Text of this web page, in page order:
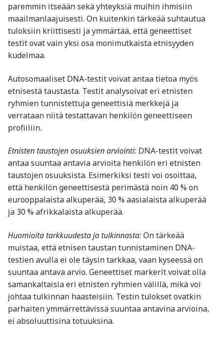
paremmin itseään sekä yhteyksiä muihin ihmisiin
maailmanlaajuisesti. On kuitenkin tärkeää suhtautua
tuloksiin kriittisesti ja ymmärtää, että geneettiset
testit ovat vain yksi osa monimutkaista etnisyyden
kudelmaa.
Autosomaaliset DNA-testit voivat antaa tietoa myös
etnisestä taustasta. Testit analysoivat eri etnisten
ryhmien tunnistettuja geneettisiä merkkejä ja
verrataan niitä testattavan henkilön geneettiseen
profiiliin.
Etnisten taustojen osuuksien arviointi: DNA-testit voivat
antaa suuntaa antavia arvioita henkilön eri etnisten
taustojen osuuksista. Esimerkiksi testi voi osoittaa,
että henkilön geneettisestä perimästä noin 40 % on
eurooppalaista alkuperää, 30 % aasialaista alkuperää
ja 30 % afrikkalaista alkuperää.
Huomioita tarkkuudesta ja tulkinnasta:On tärkeää
muistaa, että etnisen taustan tunnistaminen DNA-
testien avulla ei ole täysin tarkkaa, vaan kyseessä on
suuntaa antava arvio. Geneettiset markerit voivat olla
samankaltaisia eri etnisten ryhmien välillä, mikä voi
johtaa tulkinnan haasteisiin. Testin tulokset ovatkin
parhaiten ymmärrettävissä suuntaa antavina arvioina,
ei absoluuttisina totuuksina.